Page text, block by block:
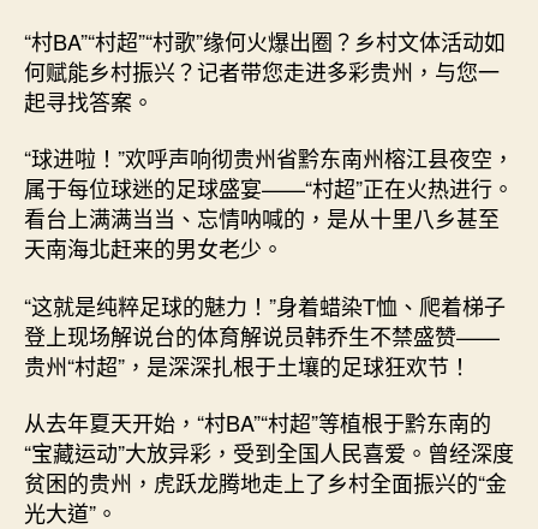
——
从
贵
践
看
乡
兴
新
气
象
中
国
网〉
“村BA”“村超”“村歌”缘何火爆出圈？乡村文体活动如
何赋能乡村振兴？记者带您走进多彩贵州，与您一
起寻找答案。
“球进啦！”欢呼声响彻贵州省黔东南州榕江县夜空，
属于每位球迷的足球盛宴——“村超”正在火热进行。
看台上满满当当、忘情呐喊的，是从十里八乡甚至
天南海北赶来的男女老少。
“这就是纯粹足球的魅力！”身着蜡染T恤、爬着梯子
登上现场解说台的体育解说员韩乔生不禁盛赞——
贵州“村超”，是深深扎根于土壤的足球狂欢节！
从去年夏天开始，“村BA”“村超”等植根于黔东南的
“宝藏运动”大放异彩，受到全国人民喜爱。曾经深度
贫困的贵州，虎跃龙腾地走上了乡村全面振兴的“金
光大道”。